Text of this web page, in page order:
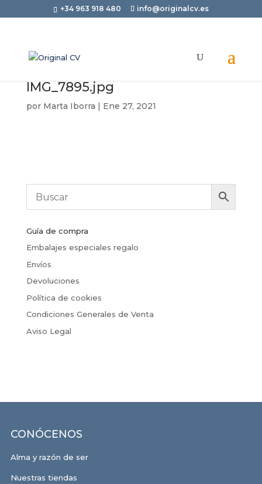
+34 963 918 480 info@originalcv.es
IMG_7895.jpg
por Marta Iborra | Ene 27, 2021
Guía de compra
Embalajes especiales regalo
Envíos
Devoluciones
Política de cookies
Condiciones Generales de Venta
Aviso Legal
CONÓCENOS
Alma y razón de ser
Nuestras tiendas